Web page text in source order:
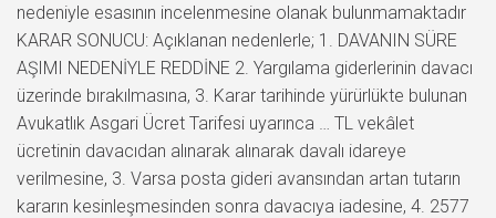
nedeniyle esasının incelenmesine olanak bulunmamaktadır
KARAR SONUCU: Açıklanan nedenlerle; 1. DAVANIN SÜRE
AŞIMI NEDENİYLE REDDİNE 2. Yargılama giderlerinin davacı
üzerinde bırakılmasına, 3. Karar tarihinde yürürlükte bulunan
Avukatlık Asgari Ücret Tarifesi uyarınca … TL vekâlet
ücretinin davacıdan alınarak alınarak davalı idareye
verilmesine, 3. Varsa posta gideri avansından artan tutarın
kararın kesinleşmesinden sonra davacıya iadesine, 4. 2577